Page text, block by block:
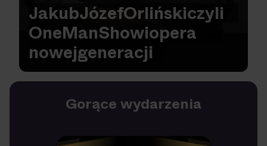
JakubJózefOrlińskiczyli
OneManShowiopera
nowejgeneracji
Gorące wydarzenia